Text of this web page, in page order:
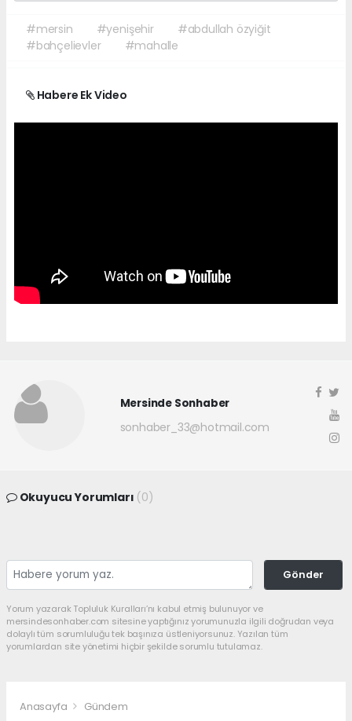
#mersin #yenişehir
#abdullah özyiğit
#bahçelievler
#mahalle
Habere Ek Video
Mersinde Sonhaber
sonhaber_33@hotmail.com
Okuyucu Yorumları (0)
Gönder
Yorum yazarak Topluluk Kuralları’nı kabul etmiş bulunuyor ve
mersindesonhaber.com sitesine yaptığınız yorumunuzla ilgili doğrudan veya
dolaylı tüm sorumluluğu tek başınıza üstleniyorsunuz. Yazılan tüm
yorumlardan site yönetimi hiçbir şekilde sorumlu tutulamaz.
Anasayfa Gündem